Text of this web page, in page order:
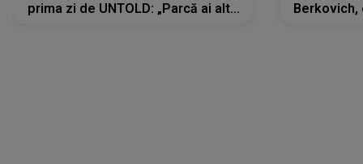
prima zi de UNTOLD: „Parcă ai altă